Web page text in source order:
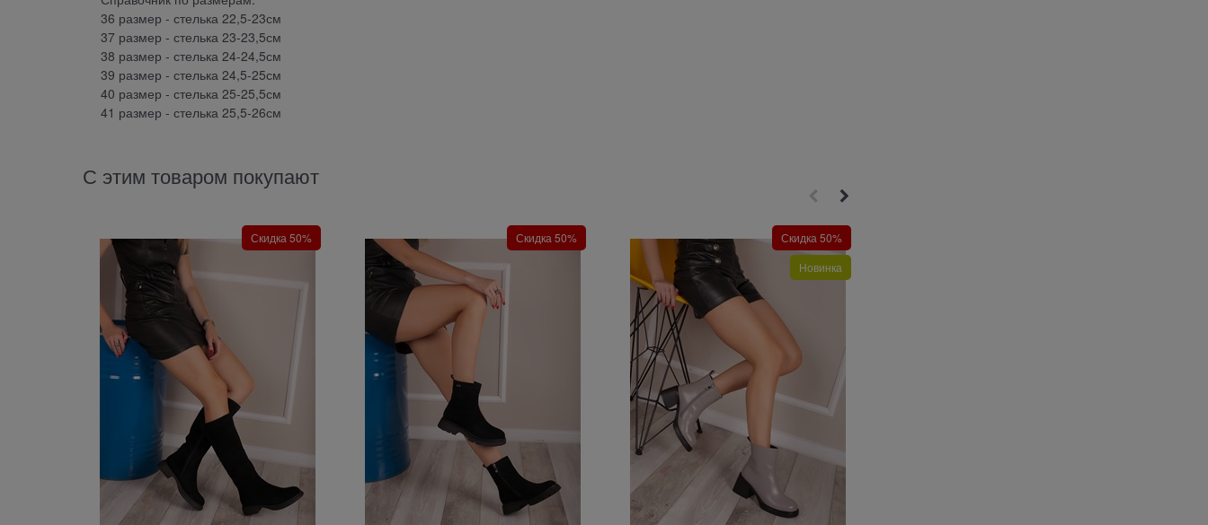
36 размер - стелька 22,5-23см
37 размер - стелька 23-23,5см
38 размер - стелька 24-24,5см
39 размер - стелька 24,5-25см
40 размер - стелька 25-25,5см
41 размер - стелька 25,5-26см
С этим товаром покупают
Скидка 50% Скидка 50%
Скидка 50%
Новинка